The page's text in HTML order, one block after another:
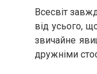
Всесвіт
від усього,
звичайне
дружніми